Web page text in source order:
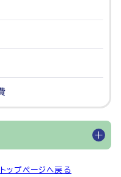
トップページへ戻る